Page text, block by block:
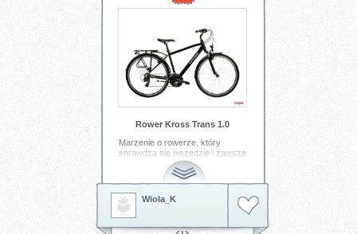
Rower Kross Trans 1.0
Marzenie o rowerze, który
sprawdza się wszędzie i zawsze
— to właśnie KROSS Trans 10!
Ten model łączy w sobie
uniwersalność i nowoczesny
design — czarno-srebrna rama
w połysku to elegancja, która
idealnie wygląda zarówno w
miejskiej dżungli, jak i na
Wiola_K